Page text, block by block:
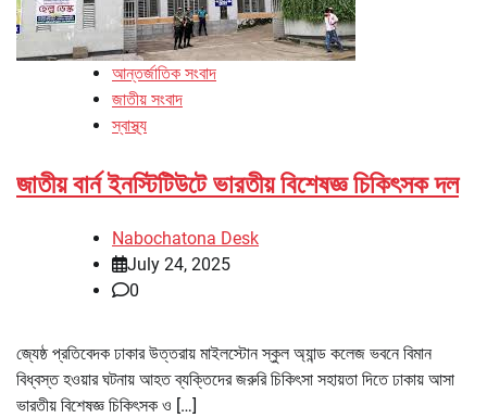
আন্তর্জাতিক সংবাদ
জাতীয় সংবাদ
স্বাস্থ্য
জাতীয় বার্ন ইনস্টিটিউটে ভারতীয় বিশেষজ্ঞ চিকিৎসক দল
Nabochatona Desk
July 24, 2025
0
জ্যেষ্ঠ প্রতিবেদক ঢাকার উত্তরায় মাইলস্টোন স্কুল অ্যান্ড কলেজ ভবনে বিমান
বিধ্বস্ত হওয়ার ঘটনায় আহত ব্যক্তিদের জরুরি চিকিৎসা সহায়তা দিতে ঢাকায় আসা
ভারতীয় বিশেষজ্ঞ চিকিৎসক ও […]